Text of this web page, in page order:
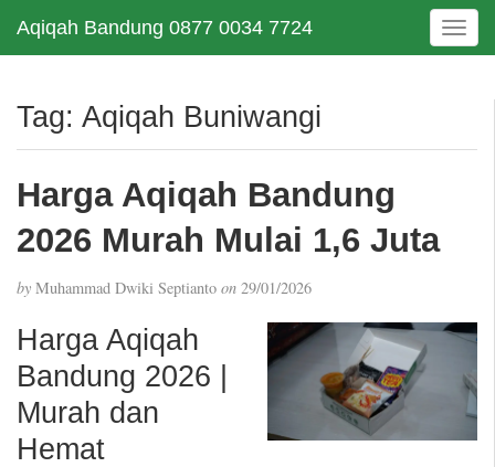
Aqiqah Bandung 0877 0034 7724
T
o
e
t
Tag: Aqiqah Buniwangi
Harga Aqiqah Bandung
2026 Murah Mulai 1,6 Juta
by Muhammad Dwiki Septianto on 29/01/2026
Harga Aqiqah
Bandung 2026 |
Murah dan
Hemat